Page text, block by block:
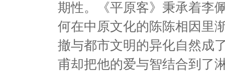
期性。《平原客》秉承着李
何在中原文化的陈陈相因里
撤与都市文明的异化自然成
甫却把他的爱与智结合到了